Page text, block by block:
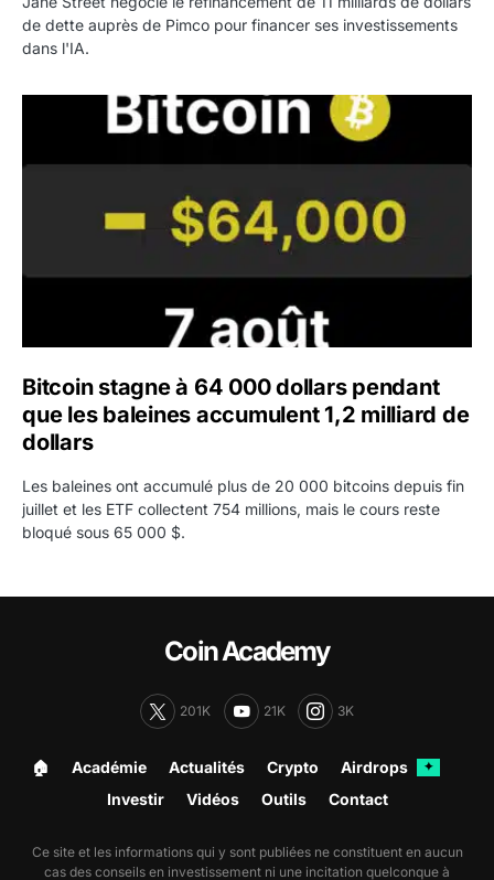
de dette auprès de Pimco pour financer ses investissements
dans l'IA.
Bitcoin stagne à 64 000 dollars pendant que les
Bitcoin stagne à 64 000 dollars pendant
que les baleines accumulent 1,2 milliard de
dollars
Les baleines ont accumulé plus de 20 000 bitcoins depuis fin
juillet et les ETF collectent 754 millions, mais le cours reste
bloqué sous 65 000 $.
Coin Academy
201K 21K 3K
🏠︎ Académie Actualités Crypto Airdrops ✦
Investir Vidéos Outils Contact
Ce site et les informations qui y sont publiées ne constituent en aucun
cas des conseils en investissement ni une incitation quelconque à